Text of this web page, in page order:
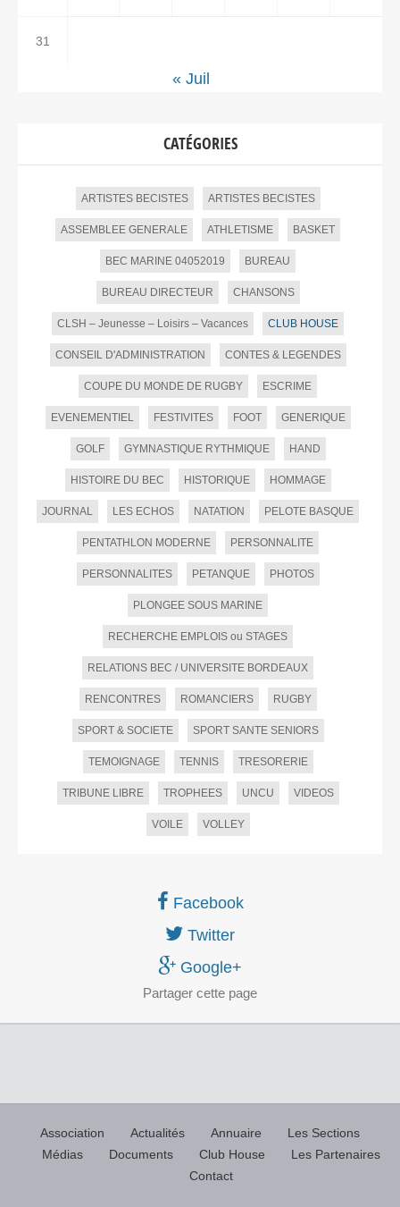
31
« Juil
CATÉGORIES
ARTISTES BECISTES ARTISTES BECISTES
ASSEMBLEE GENERALE ATHLETISME BASKET
BEC MARINE 04052019 BUREAU
BUREAU DIRECTEUR CHANSONS
CLSH – Jeunesse – Loisirs – Vacances CLUB HOUSE
CONSEIL D'ADMINISTRATION CONTES & LEGENDES
COUPE DU MONDE DE RUGBY ESCRIME
EVENEMENTIEL FESTIVITES FOOT GENERIQUE
GOLF GYMNASTIQUE RYTHMIQUE HAND
HISTOIRE DU BEC HISTORIQUE HOMMAGE
JOURNAL LES ECHOS NATATION PELOTE BASQUE
PENTATHLON MODERNE PERSONNALITE
PERSONNALITES PETANQUE PHOTOS
PLONGEE SOUS MARINE
RECHERCHE EMPLOIS ou STAGES
RELATIONS BEC / UNIVERSITE BORDEAUX
RENCONTRES ROMANCIERS RUGBY
SPORT & SOCIETE SPORT SANTE SENIORS
TEMOIGNAGE TENNIS TRESORERIE
TRIBUNE LIBRE TROPHEES UNCU VIDEOS
VOILE VOLLEY
Facebook
Twitter
Google+
Partager cette page
Association Actualités Annuaire
Les Sections
Médias
Documents Club House
Les Partenaires
Contact